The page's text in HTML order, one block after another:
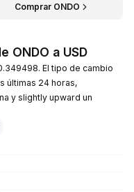
Comprar ONDO
ONDO a USD
El tipo de cambio
últimas 24 horas,
y slightly upward un